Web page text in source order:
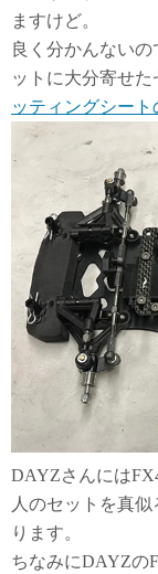
ますけど。
良く分かんない
ットに大分寄せ
ッティングシート
DAYZさんには
人のセットを真
ります。
ちなみにDAYZの